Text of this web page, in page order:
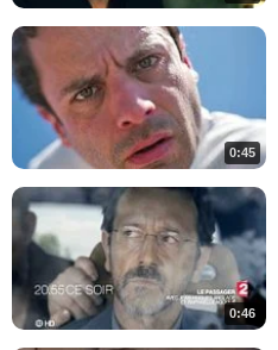
0:45
0:46